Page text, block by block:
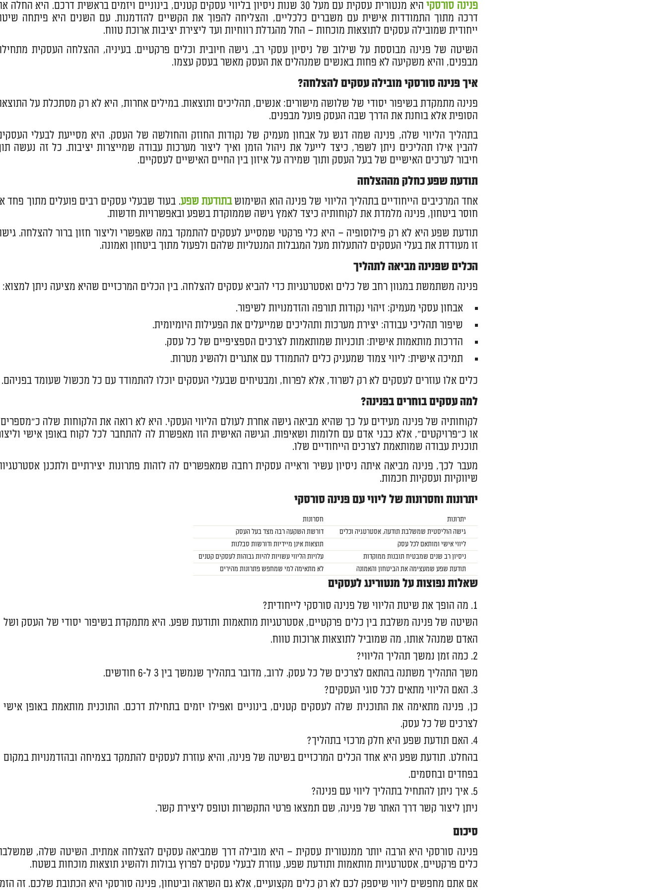
פנינה סורסקי
היא מנטורית עסקית עם מעל 30 שנות ניסיון בליווי עסקים קטנים, בינוניים ויזמים בראשית דרכם. היא החלה
דרכה מתוך התמודדות אישית עם משברים כלכליים, והצליחה להפוך את הקשיים להזדמנות. עם השנים היא פיתחה
ייחודית שמובילה עסקים לתוצאות מוכחות – החל מהגדלת רווחיות ועד ליצירת יציבות ארוכת טווח.
השיטה של פנינה מבוססת על שילוב של ניסיון עסקי רב, גישה חיובית וכלים פרקטיים. בעיניה, ההצלחה העסקית
מבפנים, והיא משקיעה לא פחות באנשים שמנהלים את העסק מאשר בעסק עצמו.
איך פנינה סורסקי מובילה עסקים להצלחה?
פנינה מתמקדת בשיפור יסודי של שלושה מישורים: אנשים, תהליכים ותוצאות. במילים אחרות, היא לא רק מסתכלת על
הסופית אלא בוחנת את הדרך שבה העסק פועל מבפנים.
בתהליך הליווי שלה, פנינה שמה דגש על אבחון מעמיק של נקודות החוזק והחולשה של העסק. היא מסייעת לבעלי
להבין אילו תהליכים ניתן לשפר, כיצד לייעל את ניהול הזמן ואיך ליצור מערכות עבודה שמייצרות יציבות. כל זה נעשה
חיבור לערכים האישיים של בעל העסק ותוך שמירה על איזון בין החיים האישיים לעסקיים.
תודעת שפע כחלק מההצלחה
אחד המרכיבים הייחודיים בתהליך הליווי של פנינה הוא השימושבתודעת שפע. בעוד שבעלי עסקים רבים פועלים מתוך פחד
חוסר ביטחון, פנינה מלמדת את לקוחותיה כיצד לאמץ גישה שממוקדת בשפע ובאפשרויות חדשות.
תודעת שפע היא לא רק פילוסופיה – היא כלי פרקטי שמסייע לעסקים להתמקד במה שאפשרי וליצור חזון ברור להצלחה.
זו מעודדת את בעלי העסקים להתעלות מעל המגבלות המנטליות שלהם ולפעול מתוך ביטחון ואמונה.
הכלים שפנינה מביאה לתהליך
פנינה משתמשת במגוון רחב של כלים ואסטרטגיות כדי להביא עסקים להצלחה. בין הכלים המרכזיים שהיא מציעה ניתן למצוא:
אבחון עסקי מעמיק: זיהוי נקודות תורפה והזדמנויות לשיפור.
שיפור תהליכי עבודה: יצירת מערכות ותהליכים שמייעלים את הפעילות היומיומית.
הדרכות מותאמות אישית: תוכניות שמותאמות לצרכים הספציפיים של כל עסק.
תמיכה אישית: ליווי צמוד שמעניק כלים להתמודד עם אתגרים ולהשיג מטרות.
כלים אלו עוזרים לעסקים לא רק לשרוד, אלא לפרוח, ומבטיחים שבעלי העסקים יוכלו להתמודד עם כל מכשול שעומד בפניהם.
למה עסקים בוחרים בפנינה?
לקוחותיה של פנינה מעידים על כך שהיא מביאה גישה אחרת לעולם הליווי העסקי. היא לא רואה את הלקוחות שלה
או כ"פרויקטים", אלא כבני אדם עם חלומות ושאיפות. הגישה האישית הזו מאפשרת לה להתחבר לכל לקוח באופן אישי
תוכנית עבודה שמותאמת לצרכים הייחודיים שלו.
מעבר לכך, פנינה מביאה איתה ניסיון עשיר וראייה עסקית רחבה שמאפשרים לה לזהות פתרונות יצירתיים ולתכנן
שיווקיות ועסקיות חכמות.
יתרונות וחסרונות של ליווי עם פנינה סורסקי
יתרונות
חסרונות
גישה הוליסטית שמשלבת תודעה, אסטרטגיה וכלים
דורשת השקעה רבה מצד בעל העסק
ליווי אישי ומותאם לכל עסק
תוצאות אינן מיידיות ודורשות סבלנות
ניסיון רב שנים שמבטיח תובנות ממוקדות
עלויות הליווי עשויות להיות גבוהות לעסקים קטנים
תודעת שפע שמעצימה את הביטחון והאמונה
לא מתאימה למי שמחפש פתרונות מהירים
שאלות נפוצות על מנטורינג לעסקים
מה הופך את שיטת הליווי של פנינה סורסקי לייחודית?
השיטה של פנינה משלבת בין כלים פרקטיים, אסטרטגיות מותאמות ותודעת שפע. היא מתמקדת בשיפור יסודי של העסק ושל
האדם שמנהל אותו, מה שמוביל לתוצאות ארוכות טווח.
כמה זמן נמשך תהליך הליווי?
משך התהליך משתנה בהתאם לצרכים של כל עסק. לרוב, מדובר בתהליך שנמשך בין 3 ל-6 חודשים.
האם הליווי מתאים לכל סוגי העסקים?
כן, פנינה מתאימה את התוכנית שלה לעסקים קטנים, בינוניים ואפילו יזמים בתחילת דרכם. התוכנית מותאמת באופן אישי
לצרכים של כל עסק.
האם תודעת שפע היא חלק מרכזי בתהליך?
בהחלט. תודעת שפע היא אחד הכלים המרכזיים בשיטה של פנינה, והיא עוזרת לעסקים להתמקד בצמיחה ובהזדמנויות במקום
בפחדים ובחסמים.
איך ניתן להתחיל בתהליך ליווי עם פנינה?
ניתן ליצור קשר דרך האתר של פנינה, שם תמצאו פרטי התקשרות וטופס ליצירת קשר.
סיכום
פנינה סורסקי היא הרבה יותר ממנטורית עסקית – היא מובילה דרך שמביאה עסקים להצלחה אמתית. השיטה שלה,
כלים פרקטיים, אסטרטגיות מותאמות ותודעת שפע, עוזרת לבעלי עסקים לפרוץ גבולות ולהשיג תוצאות מוכחות בשטח.
אם אתם מחפשים ליווי שיספק לכם לא רק כלים מקצועיים, אלא גם השראה וביטחון, פנינה סורסקי היא הכתובת שלכם. זה